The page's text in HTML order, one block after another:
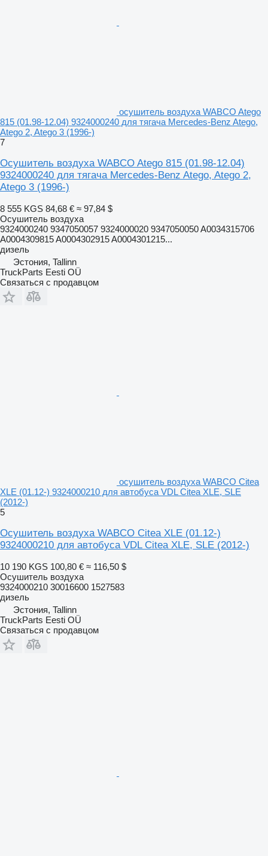
осушитель воздуха WABCO Atego
815 (01.98-12.04) 9324000240 для тягача Mercedes-Benz Atego,
Atego 2, Atego 3 (1996-)
7
Осушитель воздуха WABCO Atego 815 (01.98-12.04)
9324000240 для тягача Mercedes-Benz Atego, Atego 2,
Atego 3 (1996-)
8 555 KGS 84,68 € ≈ 97,84 $
Осушитель воздуха
9324000240 9347050057 9324000020 9347050050 A0034315706
A0004309815 A0004302915 A0004301215...
дизель
Эстония, Tallinn
TruckParts Eesti OÜ
Связаться с продавцом
осушитель воздуха WABCO Citea
XLE (01.12-) 9324000210 для автобуса VDL Citea XLE, SLE
(2012-)
5
Осушитель воздуха WABCO Citea XLE (01.12-)
9324000210 для автобуса VDL Citea XLE, SLE (2012-)
10 190 KGS 100,80 € ≈ 116,50 $
Осушитель воздуха
9324000210 30016600 1527583
дизель
Эстония, Tallinn
TruckParts Eesti OÜ
Связаться с продавцом